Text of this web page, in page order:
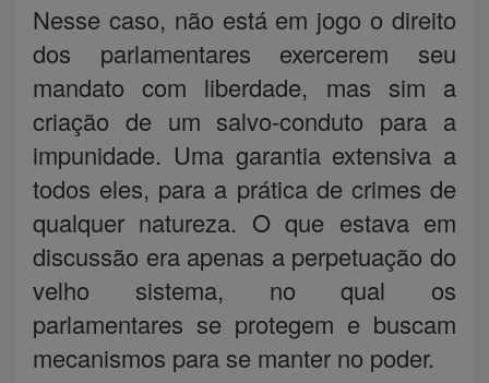
Nesse caso, não está em jogo o direito
dos parlamentares exercerem seu
mandato com liberdade, mas sim a
criação de um salvo-conduto para a
impunidade. Uma garantia extensiva a
todos eles, para a prática de crimes de
qualquer natureza. O que estava em
discussão era apenas a perpetuação do
velho sistema, no qual os
parlamentares se protegem e buscam
mecanismos para se manter no poder.